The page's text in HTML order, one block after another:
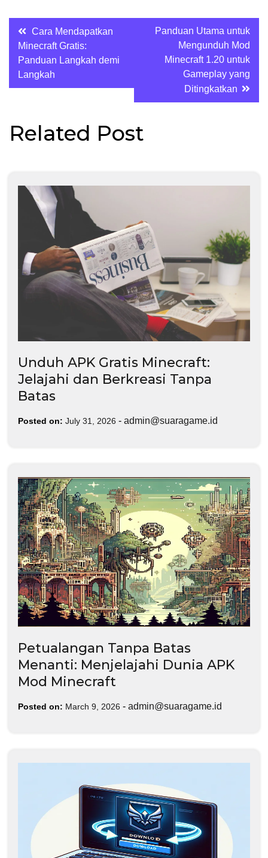
Post
navigation
Cara Mendapatkan
Minecraft Gratis:
Panduan Langkah demi
Langkah
Panduan Utama untuk
Mengunduh Mod
Minecraft 1.20 untuk
Gameplay yang
Ditingkatkan
Related Post
Unduh APK Gratis Minecraft:
Jelajahi dan Berkreasi Tanpa
Batas
Posted on: July 31, 2026 - admin@suaragame.id
Petualangan Tanpa Batas
Menanti: Menjelajahi Dunia APK
Mod Minecraft
Posted on: March 9, 2026 - admin@suaragame.id